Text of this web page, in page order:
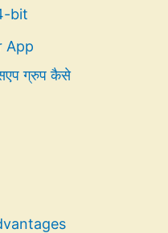
bit
App
ग्रुप कैसे